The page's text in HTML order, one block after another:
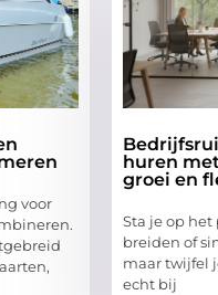
voor
huren
groei en
Sta je op
breiden of
maar twijfel
echt bij